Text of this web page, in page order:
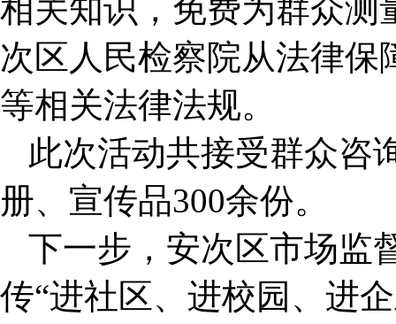
相关知识，免费为群众测
次区人民检察院从法律
等相关法律法规。
此次活动共接受群众咨
册、宣传品300余份。
下一步，安次区市场监
传“进社区、进校园、进